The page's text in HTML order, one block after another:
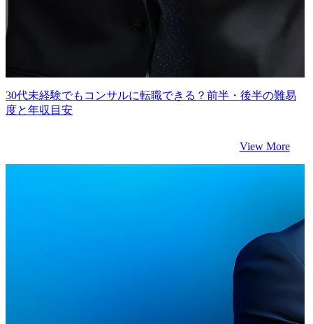
30代未経験でもコンサルに転職できる？前半・後半の難易
度と年収目安
View More